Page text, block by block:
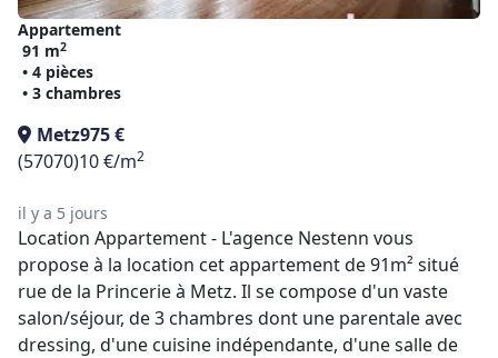
Appartement
91 m2
• 4 pièces
• 3 chambres
Metz975 €
(57070)10 €/m2
il y a 5 jours
Location Appartement - L'agence Nestenn vous
propose à la location cet appartement de 91m² situé
rue de la Princerie à Metz. Il se compose d'un vaste
salon/séjour, de 3 chambres dont une parentale avec
dressing, d'une cuisine indépendante, d'une salle de